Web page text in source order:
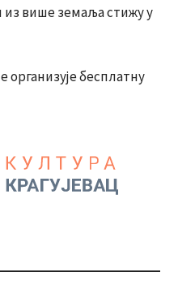
више земаља стижу у
организује бесплатну